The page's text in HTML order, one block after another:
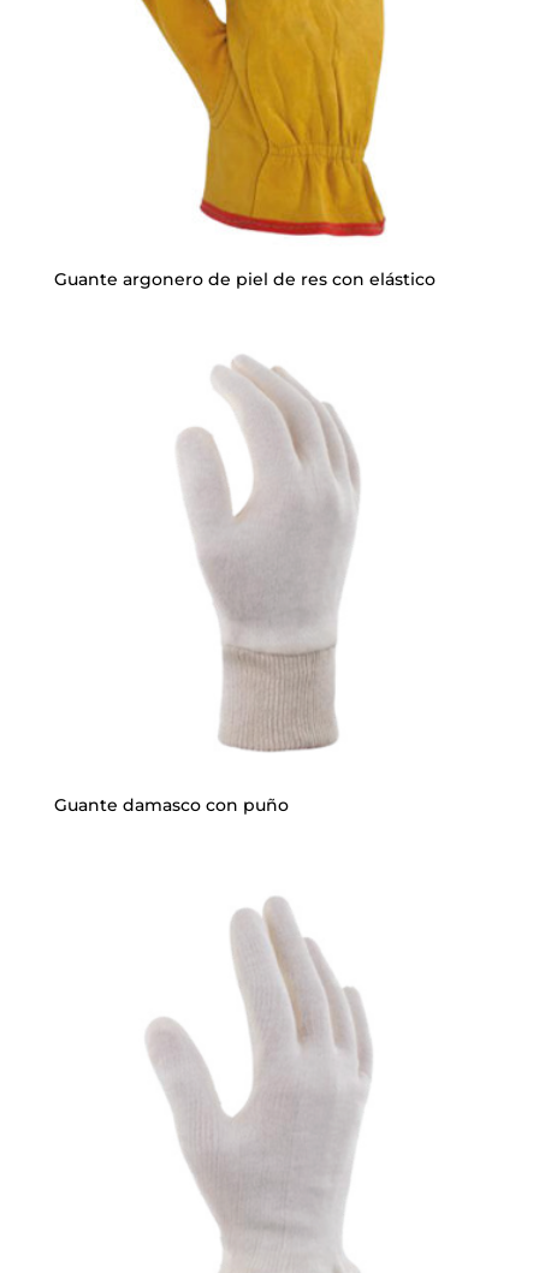
Guante argonero de piel de res con elástico
Guante damasco con puño